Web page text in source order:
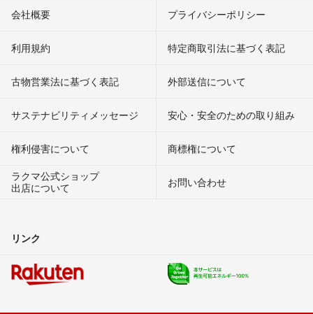
会社概要 プライバシーポリシー
利用規約 特定商取引法に基づく表記
古物営業法に基づく表記 外部送信について
サステナビリティメッセージ 安心・安全のための取り組み
権利侵害について
商標権について
ラクマ公式ショップ
出店について
お問い合わせ
リンク